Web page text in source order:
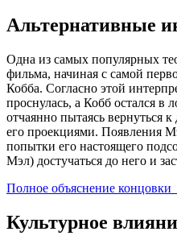
Альтернативные
Одна из самых популярных
фильма, начиная с самой
Кобба. Согласно этой
проснулась, а Кобб остался в
отчаянно пытаясь вернуться
его проекциями. Появления
попытки его настоящего
Мэл) достучаться до него и
Полное объяснение концовки
Культурное